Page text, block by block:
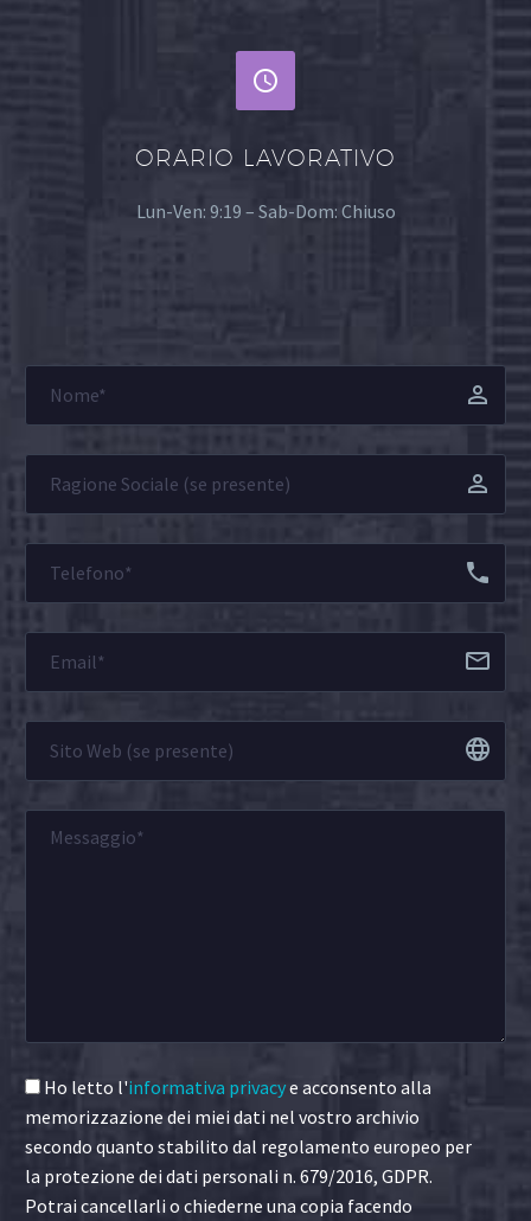


ORARIO LAVORATIVO
Lun-Ven: 9:19 – Sab-Dom: Chiuso
Ho letto l'informativa privacye acconsento alla
memorizzazione dei miei dati nel vostro archivio
secondo quanto stabilito dal regolamento europeo per
la protezione dei dati personali n. 679/2016, GDPR.
Potrai cancellarli o chiederne una copia facendo